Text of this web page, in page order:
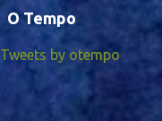
O Tempo
Tweets by otempo